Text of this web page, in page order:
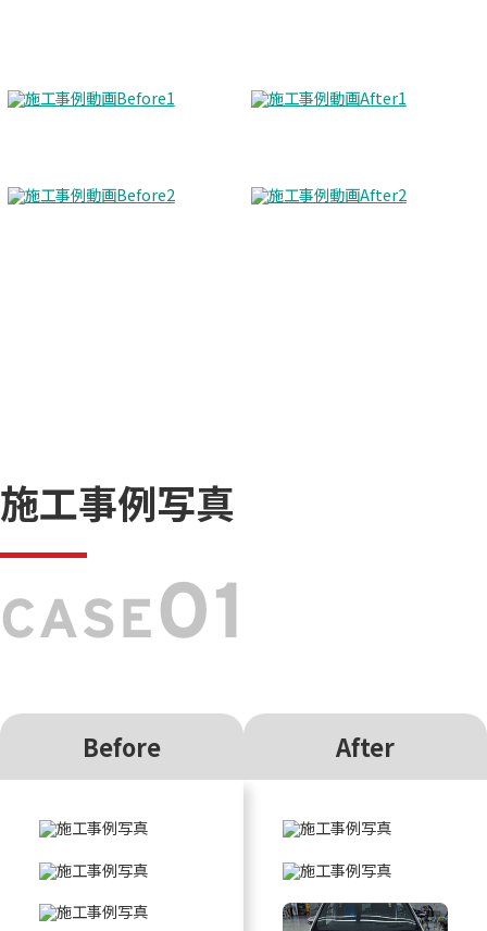
施工事例写真
CASE01
Before After